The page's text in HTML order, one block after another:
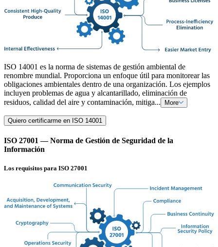
ISO 14001 es la norma de sistemas de gestión ambiental de
renombre mundial. Proporciona un enfoque útil para monitorear las
obligaciones ambientales dentro de una organización. Los ejemplos
incluyen problemas de agua y alcantarillado, eliminación de
residuos, calidad del aire y contaminación, mitiga...
More
Quiero certificarme en ISO 14001
ISO 27001 — Norma de Gestión de Seguridad de la
Información
Los requisitos para ISO 27001